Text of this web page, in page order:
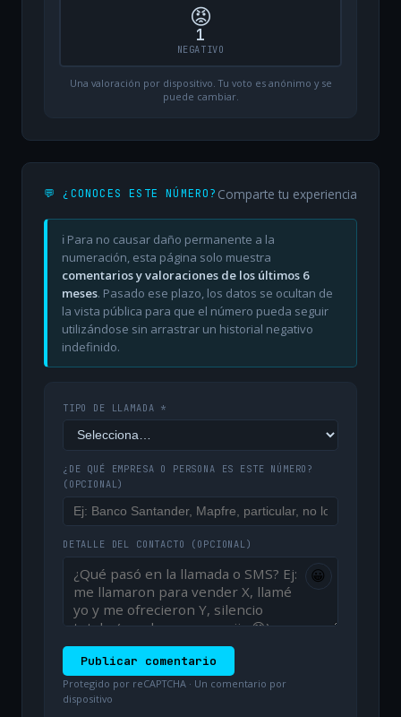
😡
1
NEGATIVO
Una valoración por dispositivo. Tu voto es anónimo y se
puede cambiar.
💬 ¿CONOCES ESTE NÚMERO? Comparte tu experiencia
ℹ️ Para no causar daño permanente a la
numeración, esta página solo muestra
comentarios y valoraciones de los últimos 6
meses. Pasado ese plazo, los datos se ocultan de
la vista pública para que el número pueda seguir
utilizándose sin arrastrar un historial negativo
indefinido.
TIPO DE LLAMADA *
¿DE QUÉ EMPRESA O PERSONA ES ESTE NÚMERO?
(OPCIONAL)
DETALLE DEL CONTACTO (OPCIONAL)
😀
Publicar comentario
Protegido por reCAPTCHA · Un comentario por
dispositivo